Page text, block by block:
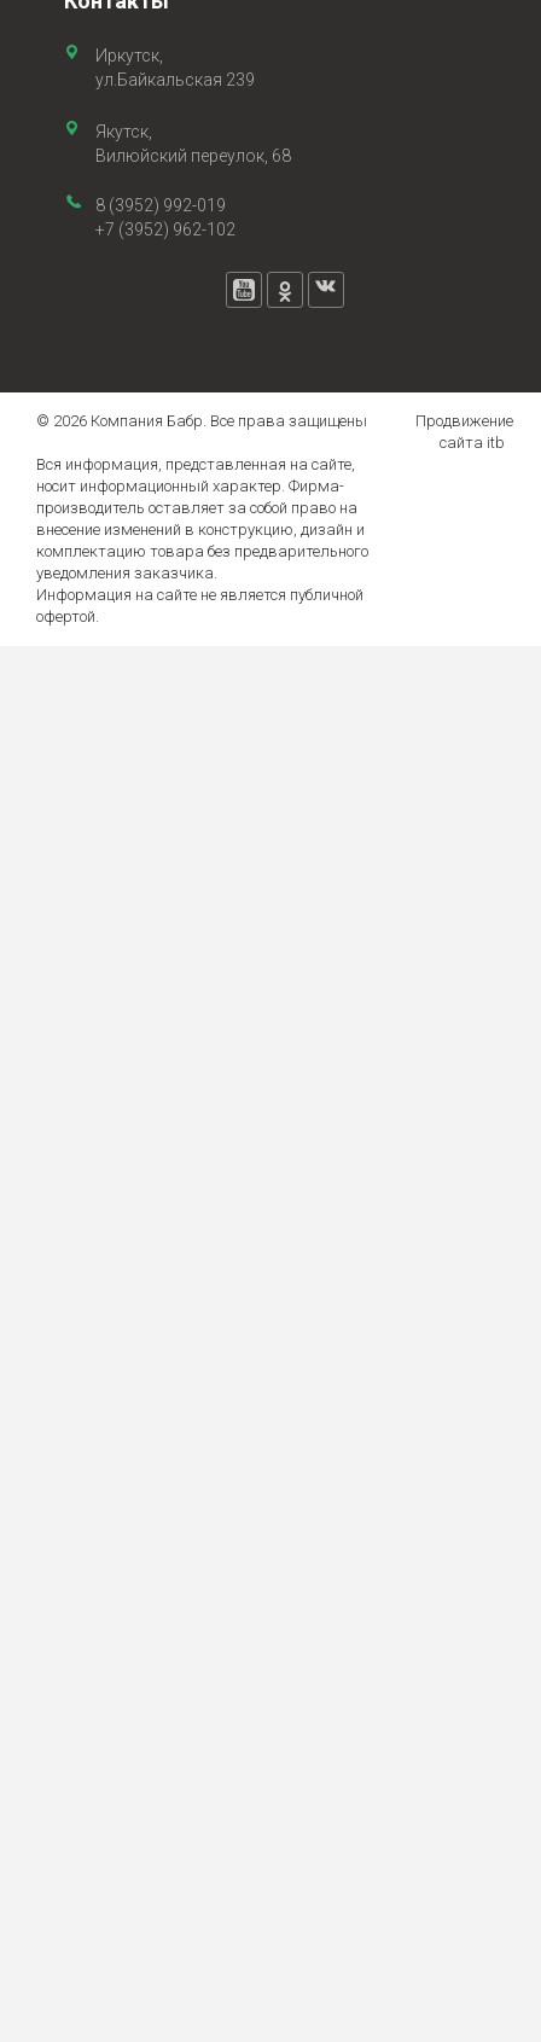
Иркутск,
ул.Байкальская 239
Якутск,
Вилюйский переулок, 68
8 (3952) 992-019
+7 (3952) 962-102
© 2026 Компания Бабр. Все права защищены
Вся информация, представленная на сайте,
носит информационный характер. Фирма-
производитель оставляет за собой право на
внесение изменений в конструкцию, дизайн и
комплектацию товара без предварительного
уведомления заказчика.
Информация на сайте не является публичной
офертой.
Продвижение
сайта itb